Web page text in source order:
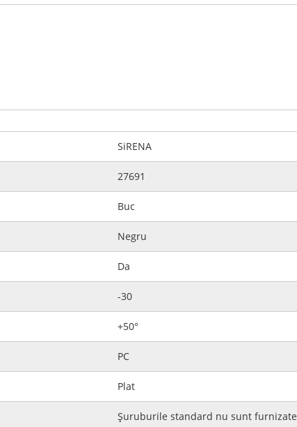
SiRENA
27691
Buc
Negru
Da
-30
+50°
PC
Plat
Șuruburile standard nu sunt furnizate